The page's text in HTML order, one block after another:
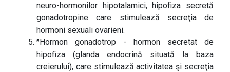
neuro-hormonilor hipotalamici, hipofiza secretă
gonadotropine care stimulează secreţia de
hormoni sexuali ovarieni.
⁵Hormon gonadotrop - hormon secretat de
hipofiza (glanda endocrină situată la baza
creierului), care stimulează activitatea şi secreţia